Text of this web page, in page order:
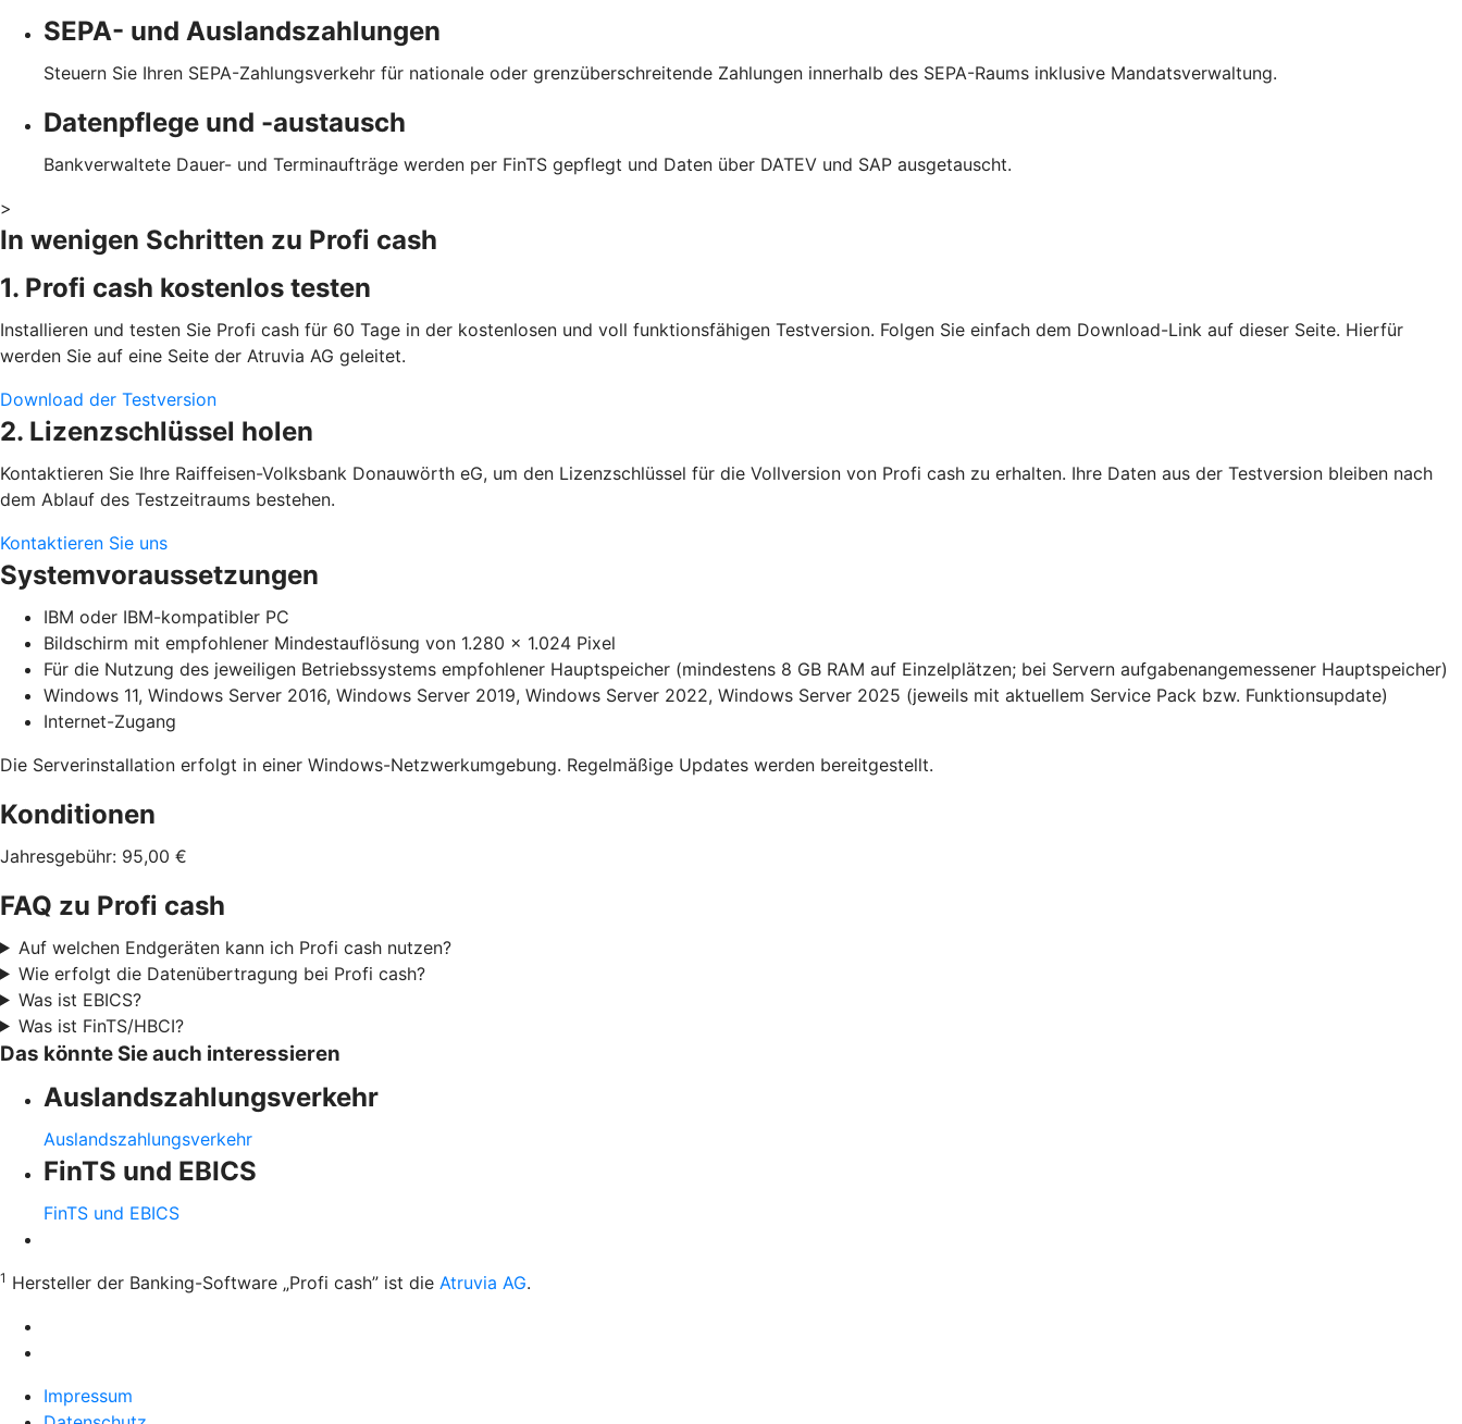
SEPA- und Auslandszahlungen
Steuern Sie Ihren SEPA-Zahlungsverkehr für nationale oder grenzüberschreitende Zahlungen innerhalb des SEPA-Raums inklusive Mandatsverwaltung.
Datenpflege und -austausch
Bankverwaltete Dauer- und Terminaufträge werden per FinTS gepflegt und Daten über DATEV und SAP ausgetauscht.
>
In wenigen Schritten zu Profi cash
1. Profi cash kostenlos testen
Installieren und testen Sie Profi cash für 60 Tage in der kostenlosen und voll funktionsfähigen Testversion. Folgen Sie einfach dem Download-Link auf dieser Seite. Hierfür
werden Sie auf eine Seite der Atruvia AG geleitet.
Download der Testversion
2. Lizenzschlüssel holen
Kontaktieren Sie Ihre Raiffeisen-Volksbank Donauwörth eG, um den Lizenzschlüssel für die Vollversion von Profi cash zu erhalten. Ihre Daten aus der Testversion bleiben nach
dem Ablauf des Testzeitraums bestehen.
Kontaktieren Sie uns
Systemvoraussetzungen
IBM oder IBM-kompatibler PC
Bildschirm mit empfohlener Mindestauflösung von 1.280 x 1.024 Pixel
Für die Nutzung des jeweiligen Betriebssystems empfohlener Hauptspeicher (mindestens 8 GB RAM auf Einzelplätzen; bei Servern aufgabenangemessener Hauptspeicher)
Windows 11, Windows Server 2016, Windows Server 2019, Windows Server 2022, Windows Server 2025 (jeweils mit aktuellem Service Pack bzw. Funktionsupdate)
Internet-Zugang
Die Serverinstallation erfolgt in einer Windows-Netzwerkumgebung. Regelmäßige Updates werden bereitgestellt.
Konditionen
Jahresgebühr: 95,00 €
FAQ zu Profi cash
Auf welchen Endgeräten kann ich Profi cash nutzen?
Wie erfolgt die Datenübertragung bei Profi cash?
Was ist EBICS?
Was ist FinTS/HBCI?
Das könnte Sie auch interessieren
Auslandszahlungsverkehr
Auslandszahlungsverkehr
FinTS und EBICS
FinTS und EBICS
1 Hersteller der Banking-Software „Profi cash” ist die Atruvia AG.
Impressum